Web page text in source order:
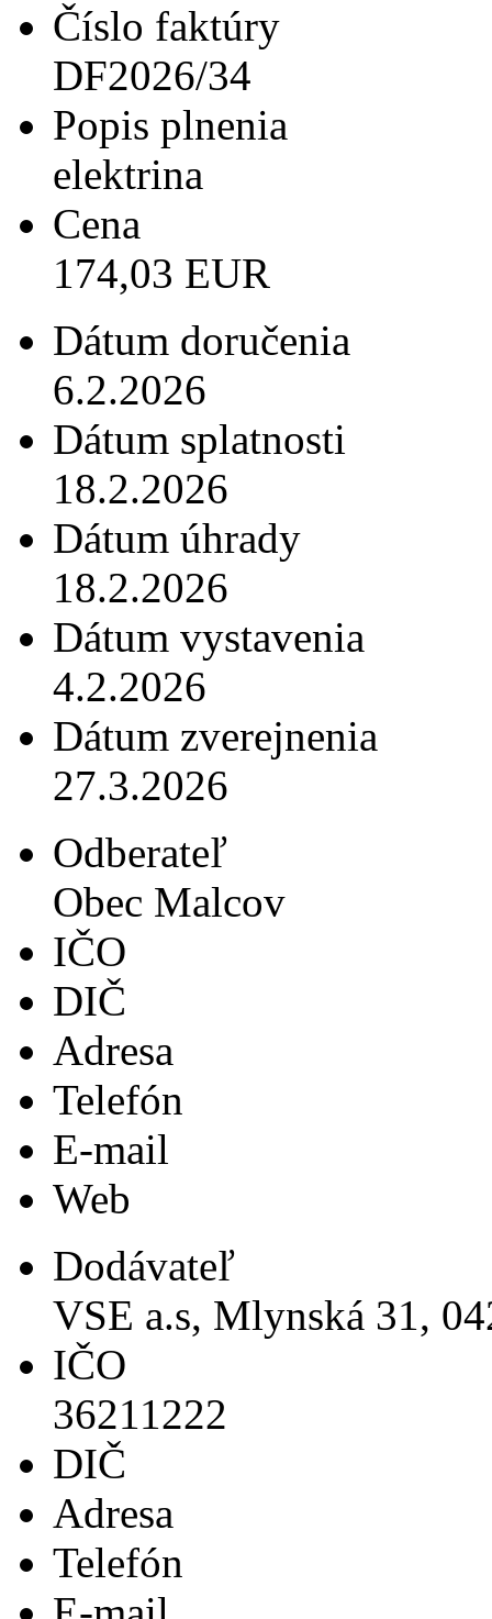
Číslo faktúry
DF2026/34
Popis plnenia
elektrina
Cena
174,03 EUR
Dátum doručenia
6.2.2026
Dátum splatnosti
18.2.2026
Dátum úhrady
18.2.2026
Dátum vystavenia
4.2.2026
Dátum zverejnenia
27.3.2026
Odberateľ
Obec Malcov
IČO
DIČ
Adresa
Telefón
E-mail
Web
Dodávateľ
VSE a.s, Mlynská 31,
IČO
36211222
DIČ
Adresa
Telefón